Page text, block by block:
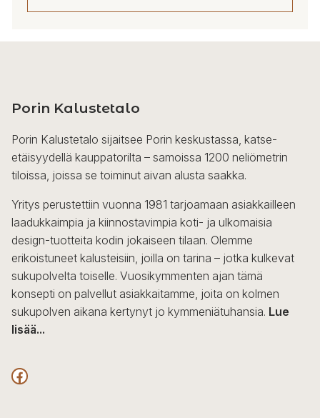
muunnelma.
tehdä
valinnat
tuotteen
sivulla.
Porin Kalustetalo
Porin Kalustetalo sijaitsee Porin keskustassa, katse-
etäisyydellä kauppatorilta – samoissa 1200 neliömetrin
tiloissa, joissa se toiminut aivan alusta saakka.
Yritys perustettiin vuonna 1981 tarjoamaan asiakkailleen
laadukkaimpia ja kiinnostavimpia koti- ja ulkomaisia
design-tuotteita kodin jokaiseen tilaan. Olemme
erikoistuneet kalusteisiin, joilla on tarina – jotka kulkevat
sukupolvelta toiselle. Vuosikymmenten ajan tämä
konsepti on palvellut asiakkaitamme, joita on kolmen
sukupolven aikana kertynyt jo kymmeniätuhansia. Lue
lisää...
F